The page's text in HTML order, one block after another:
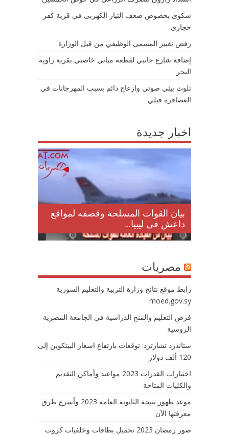
شكوى بخصوص ضعف التيار الكهربى في قرية كفر
حجازي
رفض تغيير المسمى الوظيفي من قبل الوزارة
إضافة شارع جانبي لقطعة مباني خاصتي بقرية زاوية
البحر
تلوث بيئي صوتي وازعاج دائم بسبب المهرجانات في
العصافرة قبلي
اخبار جديدة
بيان القوات المسلحة وقصفه لمواقع
داعش في ليبيا...
مصريات
رابط موقع نتائج وزارة التربية والتعليم السورية
moed.gov.sy
فرص التعليم والمنح الدراسية في الجامعة المصرية
الروسية
ستاندرد تشارترد: توقعات بارتفاع اسعار البيتكوين إلى
120 ألف دولار
اختبارات القدرات 2023 مواعيد وأماكن التقديم
والكليات المتاحة
موعد ظهور نتيجة الثانوية العامة 2023 وأسرع طرق
معرفتها الآن
صور رمضان 2023 تحميل بطاقات وخلفيات كروت